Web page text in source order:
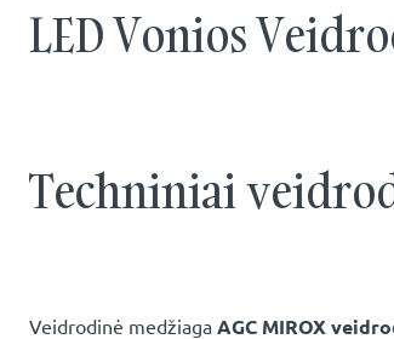
LED Vonios
Techniniai
Veidrodinė medžiaga AGC MIROX